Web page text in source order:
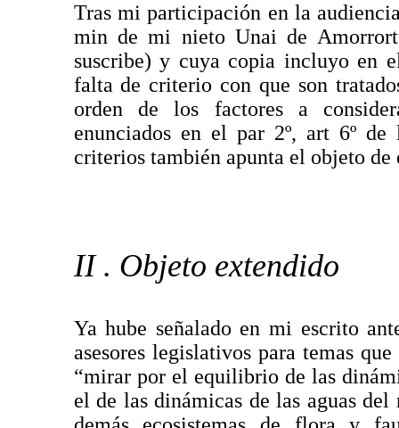
Tras mi participación en la
min de mi nieto Unai de
suscribe) y cuya copia incluyo en
falta de criterio con que son
orden de los factores a
enunciados en el par 2º, art 6º
criterios también apunta el objeto de
II . Objeto extendido
Ya hube señalado en mi escrito
asesores legislativos para temas
“mirar por el equilibrio de las
el de las dinámicas de las aguas